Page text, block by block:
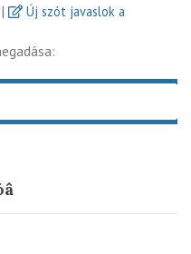
|
Új szót javaslok a